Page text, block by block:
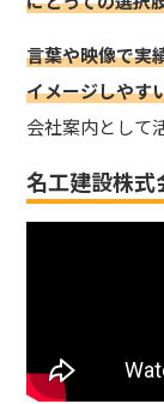
言葉や映像で実
イメージしやす
会社案内として
名工建設株式